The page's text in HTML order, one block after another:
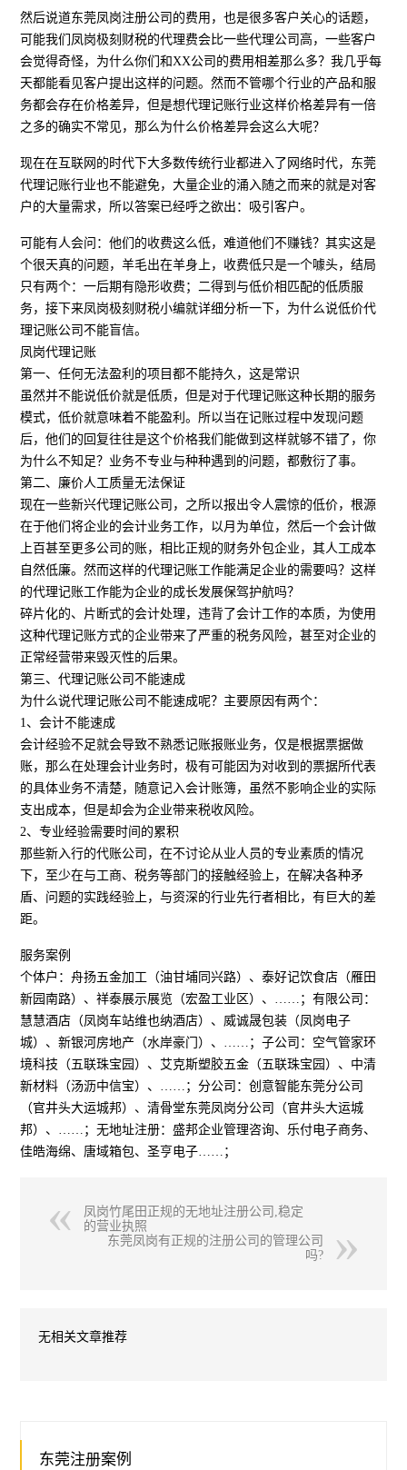
然后说道东莞凤岗注册公司的费用，也是很多客户关心的话题，
可能我们凤岗极刻财税的代理费会比一些代理公司高，一些客户
会觉得奇怪，为什么你们和XX公司的费用相差那么多？我几乎每
天都能看见客户提出这样的问题。然而不管哪个行业的产品和服
务都会存在价格差异，但是想代理记账行业这样价格差异有一倍
之多的确实不常见，那么为什么价格差异会这么大呢？
现在在互联网的时代下大多数传统行业都进入了网络时代，东莞
代理记账行业也不能避免，大量企业的涌入随之而来的就是对客
户的大量需求，所以答案已经呼之欲出：吸引客户。
可能有人会问：他们的收费这么低，难道他们不赚钱？其实这是
个很天真的问题，羊毛出在羊身上，收费低只是一个噱头，结局
只有两个：一后期有隐形收费；二得到与低价相匹配的低质服
务，接下来凤岗极刻财税小编就详细分析一下，为什么说低价代
理记账公司不能盲信。
凤岗代理记账
第一、任何无法盈利的项目都不能持久，这是常识
虽然并不能说低价就是低质，但是对于代理记账这种长期的服务
模式，低价就意味着不能盈利。所以当在记账过程中发现问题
后，他们的回复往往是这个价格我们能做到这样就够不错了，你
为什么不知足？业务不专业与种种遇到的问题，都敷衍了事。
第二、廉价人工质量无法保证
现在一些新兴代理记账公司，之所以报出令人震惊的低价，根源
在于他们将企业的会计业务工作，以月为单位，然后一个会计做
上百甚至更多公司的账，相比正规的财务外包企业，其人工成本
自然低廉。然而这样的代理记账工作能满足企业的需要吗？这样
的代理记账工作能为企业的成长发展保驾护航吗？
碎片化的、片断式的会计处理，违背了会计工作的本质，为使用
这种代理记账方式的企业带来了严重的税务风险，甚至对企业的
正常经营带来毁灭性的后果。
第三、代理记账公司不能速成
为什么说代理记账公司不能速成呢？主要原因有两个：
1、会计不能速成
会计经验不足就会导致不熟悉记账报账业务，仅是根据票据做
账，那么在处理会计业务时，极有可能因为对收到的票据所代表
的具体业务不清楚，随意记入会计账簿，虽然不影响企业的实际
支出成本，但是却会为企业带来税收风险。
2、专业经验需要时间的累积
那些新入行的代账公司，在不讨论从业人员的专业素质的情况
下，至少在与工商、税务等部门的接触经验上，在解决各种矛
盾、问题的实践经验上，与资深的行业先行者相比，有巨大的差
距。
服务案例
个体户：舟扬五金加工（油甘埔同兴路）、泰好记饮食店（雁田
新园南路）、祥泰展示展览（宏盈工业区）、……；有限公司：
慧慧酒店（凤岗车站维也纳酒店）、威诚晟包装（凤岗电子
城）、新银河房地产（水岸豪门）、……；子公司：空气管家环
境科技（五联珠宝园）、艾克斯塑胶五金（五联珠宝园）、中清
新材料（汤沥中信宝）、……；分公司：创意智能东莞分公司
（官井头大运城邦）、清骨堂东莞凤岗分公司（官井头大运城
邦）、……；无地址注册：盛邦企业管理咨询、乐付电子商务、
佳皓海绵、唐域箱包、圣亨电子……；
凤岗竹尾田正规的无地址注册公司,稳定
的营业执照
东莞凤岗有正规的注册公司的管理公司
吗?
无相关文章推荐
东莞注册案例